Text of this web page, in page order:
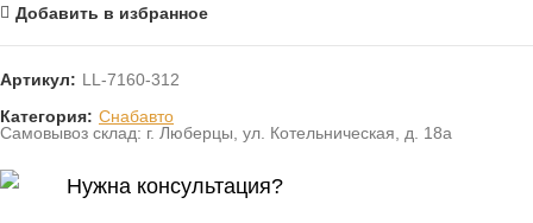
Добавить в избранное
Артикул: LL-7160-312
Категория: Снабавто
Самовывоз склад: г. Люберцы, ул. Котельническая, д. 18а
Нужна консультация?